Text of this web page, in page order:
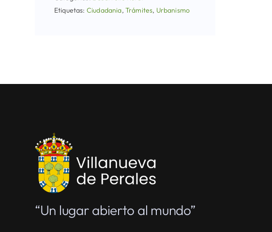
Etiquetas: Ciudadania, Trámites, Urbanismo
“Un lugar abierto al mundo”